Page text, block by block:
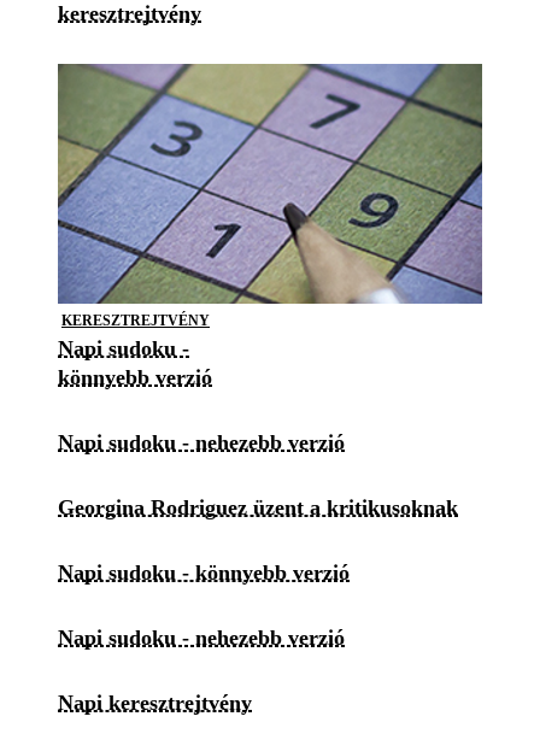
keresztrejtvény
KERESZTREJTVÉNY
Napi sudoku -
könnyebb verzió
Napi sudoku - nehezebb verzió
Georgina Rodriguez üzent a kritikusoknak
Napi sudoku - könnyebb verzió
Napi sudoku - nehezebb verzió
Napi keresztrejtvény